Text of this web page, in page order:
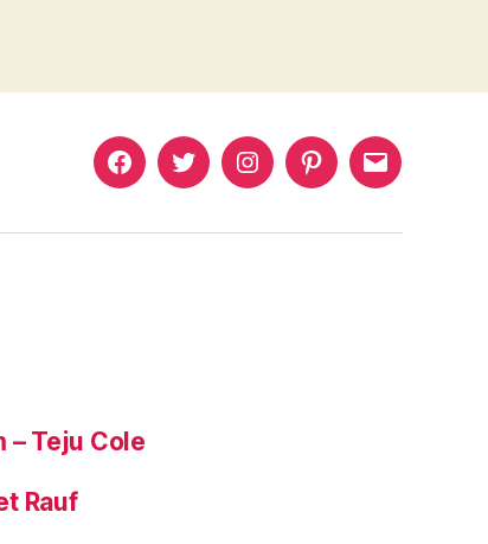
Murat
Facebook
Murat
Twitter
Murat
Instagram
PinterestMurat
Mail
– Teju Cole
Rauf